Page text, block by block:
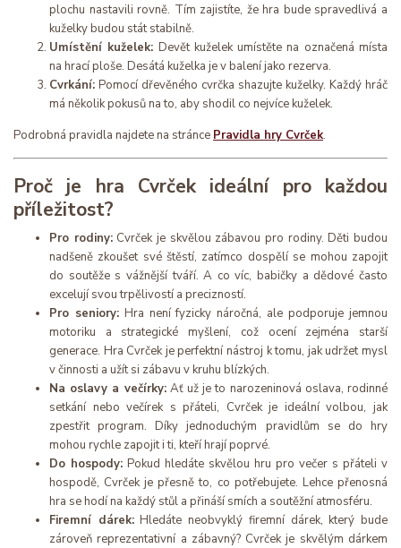
plochu nastavili rovně. Tím zajistíte, že hra bude spravedlivá a
kuželky budou stát stabilně.
Umístění kuželek: Devět kuželek umístěte na označená místa
na hrací ploše. Desátá kuželka je v balení jako rezerva.
Cvrkání: Pomocí dřevěného cvrčka shazujte kuželky. Každý hráč
má několik pokusů na to, aby shodil co nejvíce kuželek.
Podrobná pravidla najdete na stránce Pravidla hry Cvrček.
Proč je hra Cvrček ideální pro každou
příležitost?
Pro rodiny:Cvrček je skvělou zábavou pro rodiny. Děti budou
nadšeně zkoušet své štěstí, zatímco dospělí se mohou zapojit
do soutěže s vážnější tváří. A co víc, babičky a dědové často
excelují svou trpělivostí a precizností.
Pro seniory:Hra není fyzicky náročná, ale podporuje jemnou
motoriku a strategické myšlení, což ocení zejména starší
generace. Hra Cvrček je perfektní nástroj k tomu, jak udržet mysl
v činnosti a užít si zábavu v kruhu blízkých.
Na oslavy a večírky:Ať už je to narozeninová oslava, rodinné
setkání nebo večírek s přáteli, Cvrček je ideální volbou, jak
zpestřit program. Díky jednoduchým pravidlům se do hry
mohou rychle zapojit i ti, kteří hrají poprvé.
Do hospody: Pokud hledáte skvělou hru pro večer s přáteli v
hospodě, Cvrček je přesně to, co potřebujete. Lehce přenosná
hra se hodí na každý stůl a přináší smích a soutěžní atmosféru.
Firemní dárek:Hledáte neobvyklý firemní dárek, který bude
zároveň reprezentativní a zábavný? Cvrček je skvělým dárkem